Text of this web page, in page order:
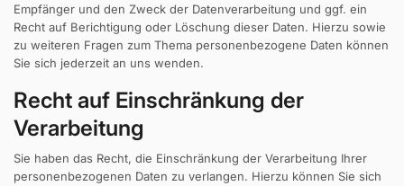
Empfänger und den Zweck der Datenverarbeitung und ggf. ein
Recht auf Berichtigung oder Löschung dieser Daten. Hierzu sowie
zu weiteren Fragen zum Thema personenbezogene Daten können
Sie sich jederzeit an uns wenden.
Recht auf Einschränkung der
Verarbeitung
Sie haben das Recht, die Einschränkung der Verarbeitung Ihrer
personenbezogenen Daten zu verlangen. Hierzu können Sie sich